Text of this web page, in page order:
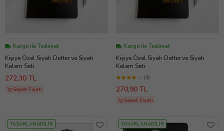
Kargo ile Teslimat
Kişiye Özel Siyah Defter ve Siyah
Kalem Seti
272,30 TL
Sepet Fiyatı
Kargo ile Teslimat
Kişiye Özel Siyah Defter ve Siyah
Kalem Seti
(1)
270,90 TL
Sepet Fiyatı
TASARLANABİLİR TASARLANABİLİR